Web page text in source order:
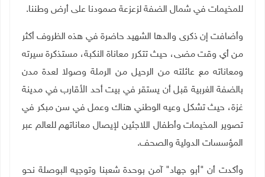
للمخيمات في شمال الضفة لزعزعة صمودنا على أرض وطننا.
وأضافت إن ذكرى والدها الشهيد حاضرة في هذه الظروف أكثر
من أي وقت مضى، حيث تتكرر معاناة النكبة، مستذكرة سيرته
ومعاناته مع عائلته من الرحيل من الرملة وصولا لعدة مدن
بالضفة الغربية قبل أن يستقر في بيت أحد الأقارب في مدينة
غزة، حيث تشكل وعيه الوطني هناك وعمل في سن مبكر في
تصوير المخيمات وأطفال اللاجئين لإيصال معاناتهم للعالم عبر
المؤسسات الدولية والصحف.
وأكدت أن "أبو جهاد" آمن بوحدة شعبنا وتوجيه البوصلة نحو